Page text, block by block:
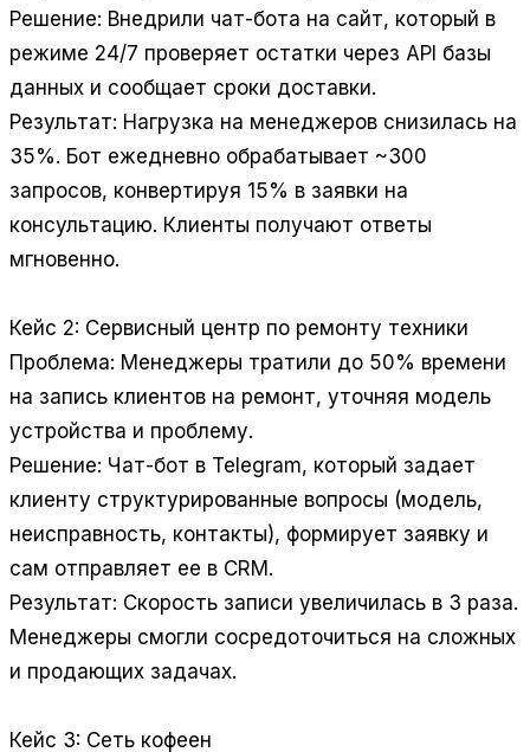
Решение: Внедрили чат-бота на сайт, который в
режиме 24/7 проверяет остатки через API базы
данных и сообщает сроки доставки.
Результат: Нагрузка на менеджеров снизилась на
35%. Бот ежедневно обрабатывает ~300
запросов, конвертируя 15% в заявки на
консультацию. Клиенты получают ответы
мгновенно.
Кейс 2: Сервисный центр по ремонту техники
Проблема: Менеджеры тратили до 50% времени
на запись клиентов на ремонт, уточняя модель
устройства и проблему.
Решение: Чат-бот в Telegram, который задает
клиенту структурированные вопросы (модель,
неисправность, контакты), формирует заявку и
сам отправляет ее в CRM.
Результат: Скорость записи увеличилась в 3 раза.
Менеджеры смогли сосредоточиться на сложных
и продающих задачах.
Кейс 3: Сеть кофеен